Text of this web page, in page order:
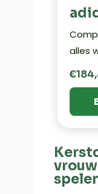
alles